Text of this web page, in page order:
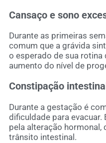
Cansaço e sono
Durante as primeiras
comum que a grávida
o esperado de sua
aumento do nível de
Constipação intestinal
Durante a gestação é
dificuldade para
pela alteração hormonal,
trânsito intestinal.